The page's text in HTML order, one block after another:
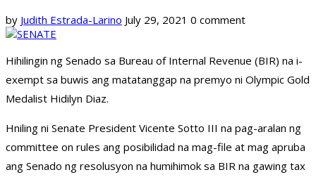
by Judith Estrada-Larino July 29, 2021 0 comment
Hihilingin ng Senado sa Bureau of Internal Revenue (BIR) na i-
exempt sa buwis ang matatanggap na premyo ni Olympic Gold
Medalist Hidilyn Diaz.
Hniling ni Senate President Vicente Sotto III na pag-aralan ng
committee on rules ang posibilidad na mag-file at mag apruba
ang Senado ng resolusyon na humihimok sa BIR na gawing tax